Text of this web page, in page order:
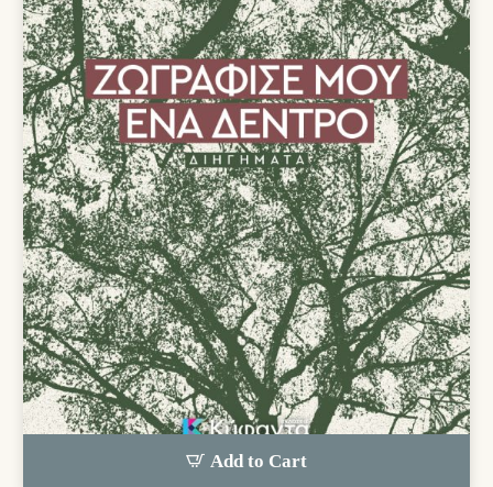
Add to Cart